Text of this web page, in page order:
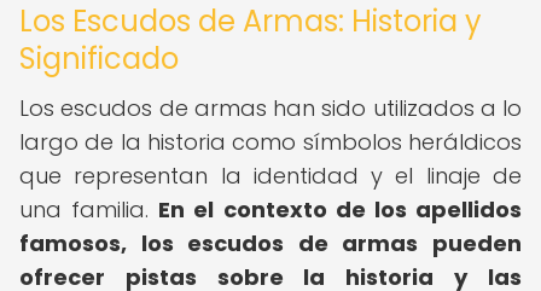
Los Escudos de Armas: Historia y
Significado
Los escudos de armas han sido utilizados a lo
largo de la historia como símbolos heráldicos
que representan la identidad y el linaje de
una familia. En el contexto de los apellidos
famosos, los escudos de armas pueden
ofrecer pistas sobre la historia y las